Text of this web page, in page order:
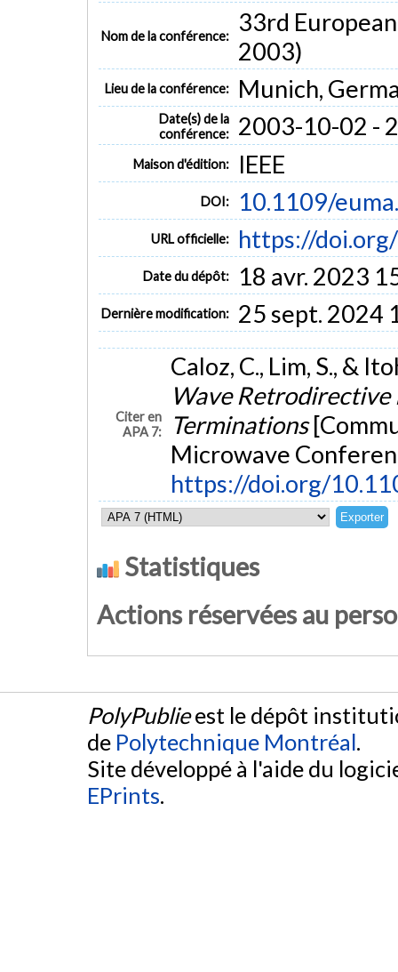
Nom de la conférence:
33rd
2003)
Lieu de la conférence: Munich,
Date(s) de la
conférence:
2003-10-02 -
Maison d'édition: IEEE
DOI: 10.1109/
URL officielle: https://
Date du dépôt: 18 avr. 2023
Dernière modification: 25 sept. 2024
Citer en
APA 7:
Caloz, C., Lim, S., &
Wave
Terminations
Microwave
https://doi.org/
Statistiques
Actions réservées au
PolyPublieest le dépôt
de Polytechnique Montréal.
Site développé à l'aide du
EPrints.